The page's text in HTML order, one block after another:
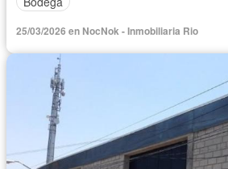
25/03/2026 en NocNok - Inmobiliaria Rio